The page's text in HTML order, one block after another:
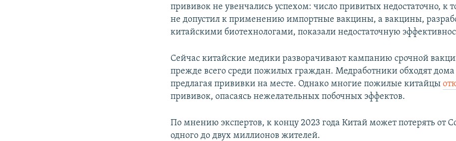
Auto 240p 360p 480p
прививок не увенчались успехом: число привитых недостаточно, к
не допустил к применению импортные вакцины, а вакцины,
китайскими биотехнологами, показали недостаточную
Сейчас китайские медики разворачивают кампанию срочной
прежде всего среди пожилых граждан. Медработники обходят
предлагая прививки на месте. Однако многие пожилые китайцы
прививок, опасаясь нежелательных побочных эффектов.
По мнению экспертов, к концу 2023 года Китай может потерять от
одного до двух миллионов жителей.